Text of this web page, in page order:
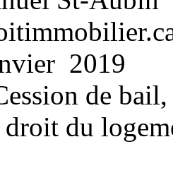
2019
de
du